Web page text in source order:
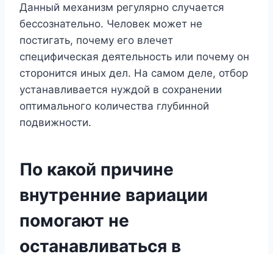
Данный механизм регулярно случается
бессознательно. Человек может не
постигать, почему его влечет
специфическая деятельность или почему он
сторонится иных дел. На самом деле, отбор
устанавливается нуждой в сохранении
оптимального количества глубинной
подвижности.
По какой причине
внутренние вариации
помогают не
останавливаться в